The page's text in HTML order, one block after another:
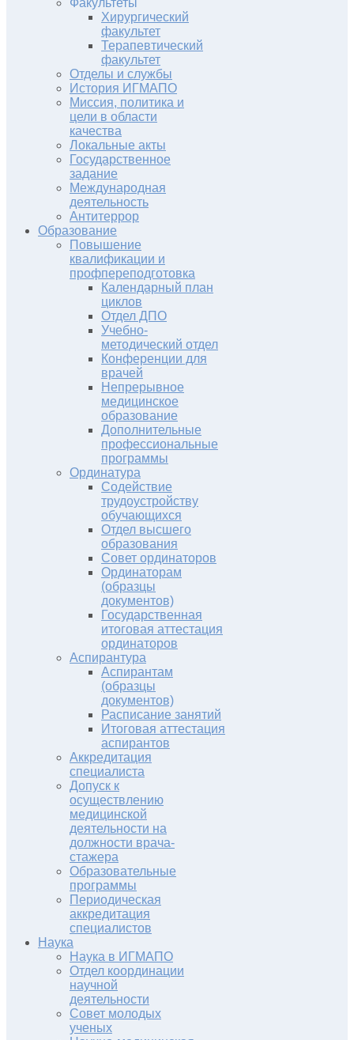
Хирургический
факультет
Терапевтический
факультет
Отделы и службы
История ИГМАПО
Миссия, политика и
цели в области
качества
Локальные акты
Государственное
задание
Международная
деятельность
Антитеррор
Образование
Повышение
квалификации и
профпереподготовка
Календарный план
циклов
Отдел ДПО
Учебно-
методический отдел
Конференции для
врачей
Непрерывное
медицинское
образование
Дополнительные
профессиональные
программы
Ординатура
Содействие
трудоустройству
обучающихся
Отдел высшего
образования
Совет ординаторов
Ординаторам
(образцы
документов)
Государственная
итоговая аттестация
ординаторов
Аспирантура
Аспирантам
(образцы
документов)
Расписание занятий
Итоговая аттестация
аспирантов
Аккредитация
специалиста
Допуск к
осуществлению
медицинской
деятельности на
должности врача-
стажера
Образовательные
программы
Периодическая
аккредитация
специалистов
Наука
Наука в ИГМАПО
Отдел координации
научной
деятельности
Совет молодых
ученых